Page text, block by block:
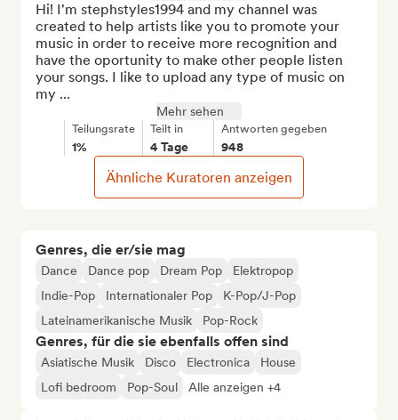
Genres, die er/sie mag
Dance Dance pop Dream Pop
Elektropop
Indie-Pop
Internationaler Pop
K-Pop/J-Pop
Lateinamerikanische Musik
Pop-Rock
Genres, für die sie ebenfalls offen sind
Asiatische Musik Disco Electronica
House
Lofi bedroom
Pop-Soul Alle anzeigen +4
Hi! I'm stephstyles1994 and my channel was
created to help artists like you to promote your
music in order to receive more recognition and
have the oportunity to make other people listen
your songs. I like to upload any type of music on
my ...
Mehr sehen
Teilungsrate
1%
Teilt in
4 Tage
Antworten gegeben
948
Ähnliche Kuratoren anzeigen